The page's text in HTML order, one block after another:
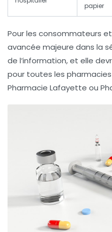
papier
Pour les consommateurs
avancée majeure dans la
de l’information, et elle
pour toutes les
Pharmacie Lafayette ou